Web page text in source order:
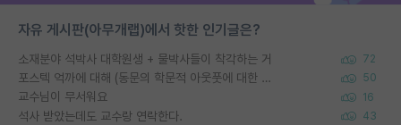
자유 게시판(아무개랩)에서 핫한 인기글은?
소재분야 석박사 대학원생 + 물박사들이 착각하는 거 72
포스텍 억까에 대해 (동문의 학문적 아웃풋에 대한 반박) 50
교수님이 무서워요 16
석사 받았는데도 교수랑 연락한다. 43